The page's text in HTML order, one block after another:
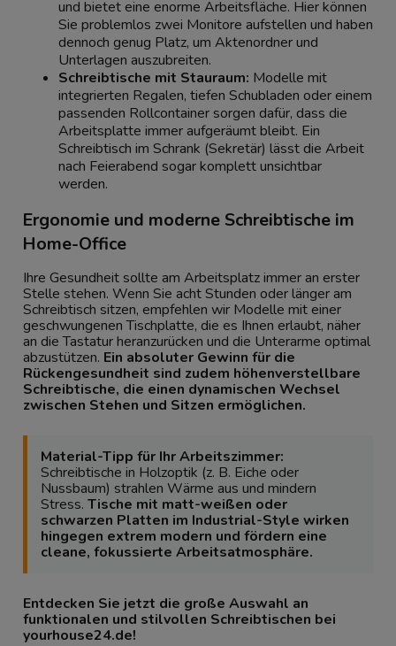
und bietet eine enorme Arbeitsfläche. Hier können
Sie problemlos zwei Monitore aufstellen und haben
dennoch genug Platz, um Aktenordner und
Unterlagen auszubreiten.
Schreibtische mit Stauraum: Modelle mit
integrierten Regalen, tiefen Schubladen oder einem
passenden Rollcontainer sorgen dafür, dass die
Arbeitsplatte immer aufgeräumt bleibt. Ein
Schreibtisch im Schrank (Sekretär) lässt die Arbeit
nach Feierabend sogar komplett unsichtbar
werden.
Ergonomie und moderne Schreibtische im
Home-Office
Ihre Gesundheit sollte am Arbeitsplatz immer an erster
Stelle stehen. Wenn Sie acht Stunden oder länger am
Schreibtisch sitzen, empfehlen wir Modelle mit einer
geschwungenen Tischplatte, die es Ihnen erlaubt, näher
an die Tastatur heranzurücken und die Unterarme optimal
abzustützen. Ein absoluter Gewinn für die
Rückengesundheit sind zudem höhenverstellbare
Schreibtische, die einen dynamischen Wechsel
zwischen Stehen und Sitzen ermöglichen.
Material-Tipp für Ihr Arbeitszimmer:
Schreibtische in Holzoptik (z. B. Eiche oder
Nussbaum) strahlen Wärme aus und mindern
Stress. Tische mit matt-weißen oder
schwarzen Platten im Industrial-Style wirken
hingegen extrem modern und fördern eine
cleane, fokussierte Arbeitsatmosphäre.
Entdecken Sie jetzt die große Auswahl an
funktionalen und stilvollen Schreibtischen bei
yourhouse24.de!